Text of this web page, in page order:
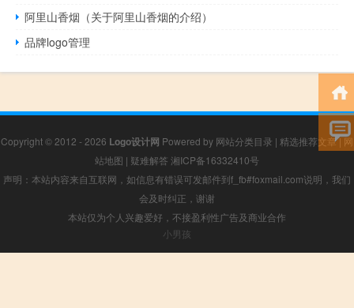
阿里山香烟（关于阿里山香烟的介绍）
品牌logo管理
Copyright © 2012 - 2026 Logo设计网 Powered by 网站分类目录 | 精选推荐文章|网
站地图 | 疑难解答 湘ICP备16332410号
声明：本站内容来自互联网，如信息有错误可发邮件到f_fb#foxmail.com说明，我们
会及时纠正，谢谢
本站仅为个人兴趣爱好，不接盈利性广告及商业合作
小男孩